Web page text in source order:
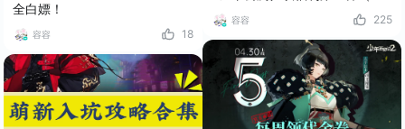
全白嫖！
容容 18
开奖）
容容 225